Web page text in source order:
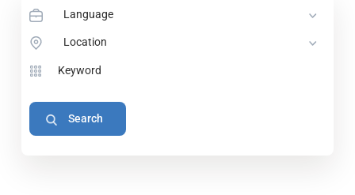
Language
Location